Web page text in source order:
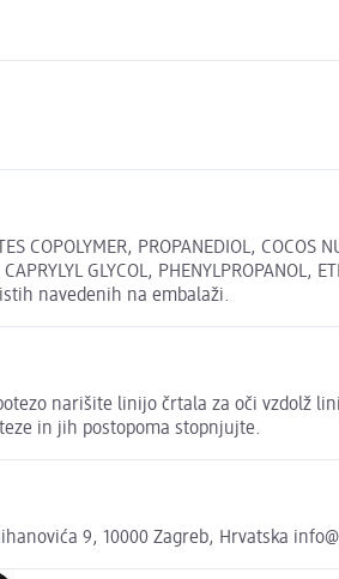
COPOLYMER, PROPANEDIOL, COCOS
GLYCOL,
navedenih na embalaži.
narišite linijo črtala za oči vzdolž
in jih postopoma stopnjujte.
9, 10000 Zagreb, Hrvatska